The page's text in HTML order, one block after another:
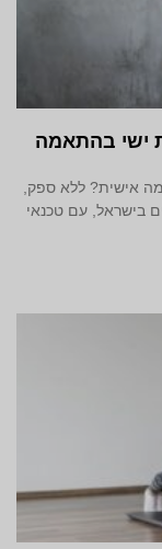
ישי בהתאמה
אישית? ללא ספק,
בישראל, עם טכנאי